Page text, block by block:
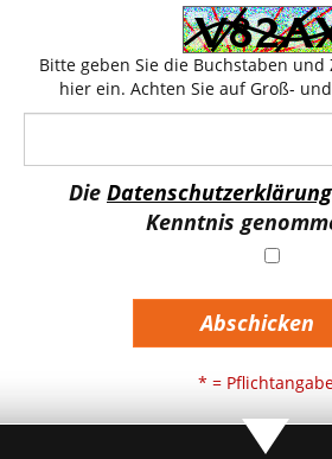
Bitte geben Sie die Buchstaben und
hier ein. Achten Sie auf Groß-
Die Datenschutzerklärung
Kenntnis
Abschicken
* =